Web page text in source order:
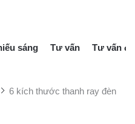
sáng Tư vấn Tư vấn
6 kích thước thanh ray đèn